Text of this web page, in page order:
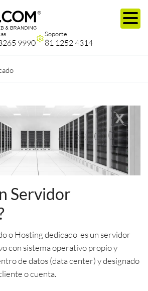
9990
Soporte
81 1252 4314
Servidor
o Hosting dedicado es un servidor
con sistema operativo propio y
de datos (data center) y designado
o cuenta.